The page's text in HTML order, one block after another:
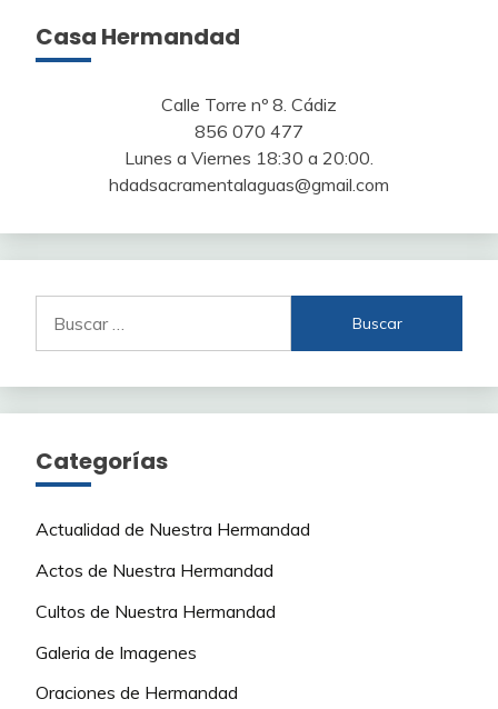
Casa Hermandad
Calle Torre nº 8. Cádiz
856 070 477
Lunes a Viernes 18:30 a 20:00.
hdadsacramentalaguas@gmail.com
Categorías
Actualidad de Nuestra Hermandad
Actos de Nuestra Hermandad
Cultos de Nuestra Hermandad
Galeria de Imagenes
Oraciones de Hermandad